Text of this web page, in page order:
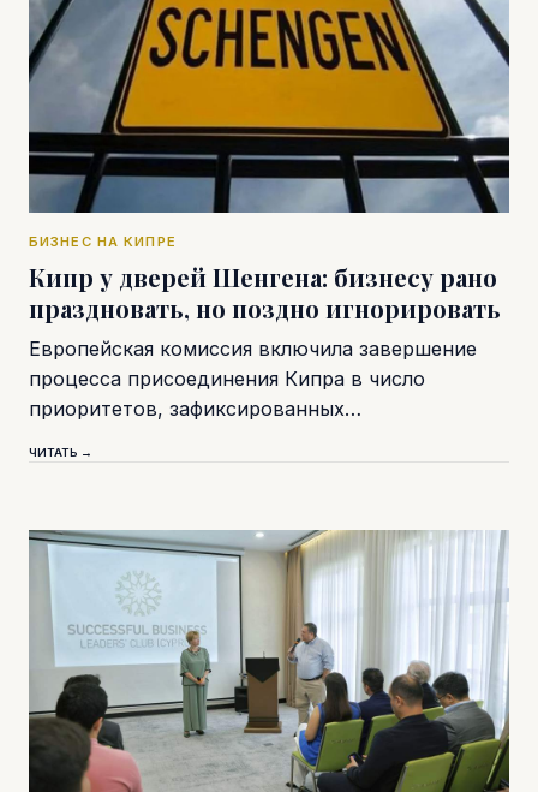
БИЗНЕС НА КИПРЕ
Кипр у дверей Шенгена: бизнесу рано
праздновать, но поздно игнорировать
Европейская комиссия включила завершение
процесса присоединения Кипра в число
приоритетов, зафиксированных…
ЧИТАТЬ →